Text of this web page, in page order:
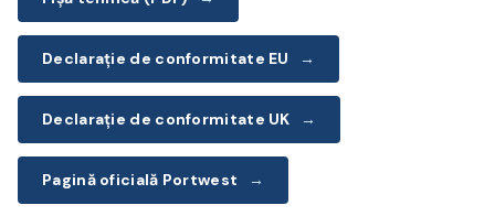
Declarație de conformitate EU →
Declarație de conformitate UK →
Pagină oficială Portwest →